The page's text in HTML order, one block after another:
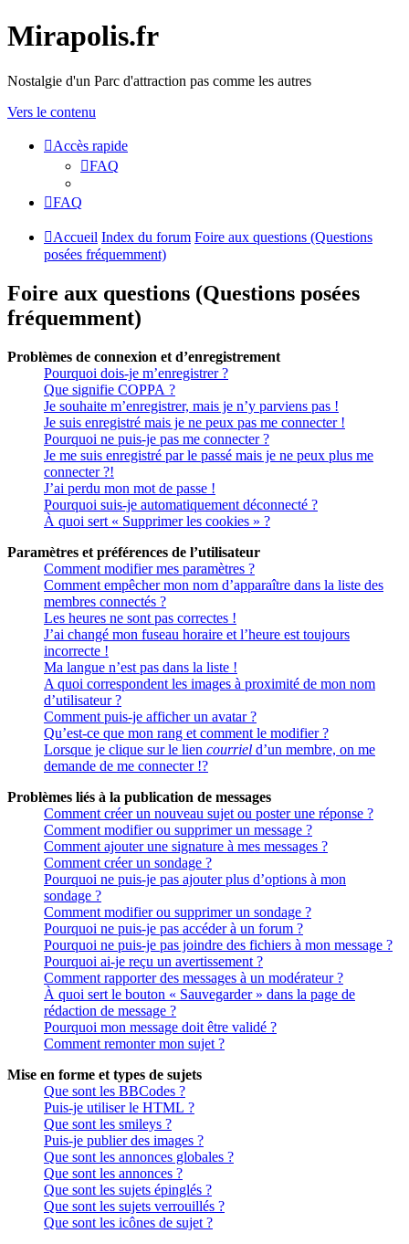
Mirapolis.fr
Nostalgie d'un Parc d'attraction pas comme les autres
Vers le contenu
Accès rapide
FAQ
FAQ
Accueil Index du forum Foire aux questions (Questions
posées fréquemment)
Foire aux questions (Questions posées
fréquemment)
Problèmes de connexion et d’enregistrement
Pourquoi dois-je m’enregistrer ?
Que signifie COPPA ?
Je souhaite m’enregistrer, mais je n’y parviens pas !
Je suis enregistré mais je ne peux pas me connecter !
Pourquoi ne puis-je pas me connecter ?
Je me suis enregistré par le passé mais je ne peux plus me
connecter ?!
J’ai perdu mon mot de passe !
Pourquoi suis-je automatiquement déconnecté ?
À quoi sert « Supprimer les cookies » ?
Paramètres et préférences de l’utilisateur
Comment modifier mes paramètres ?
Comment empêcher mon nom d’apparaître dans la liste des
membres connectés ?
Les heures ne sont pas correctes !
J’ai changé mon fuseau horaire et l’heure est toujours
incorrecte !
Ma langue n’est pas dans la liste !
A quoi correspondent les images à proximité de mon nom
d’utilisateur ?
Comment puis-je afficher un avatar ?
Qu’est-ce que mon rang et comment le modifier ?
Lorsque je clique sur le lien courriel d’un membre, on me
demande de me connecter !?
Problèmes liés à la publication de messages
Comment créer un nouveau sujet ou poster une réponse ?
Comment modifier ou supprimer un message ?
Comment ajouter une signature à mes messages ?
Comment créer un sondage ?
Pourquoi ne puis-je pas ajouter plus d’options à mon
sondage ?
Comment modifier ou supprimer un sondage ?
Pourquoi ne puis-je pas accéder à un forum ?
Pourquoi ne puis-je pas joindre des fichiers à mon message ?
Pourquoi ai-je reçu un avertissement ?
Comment rapporter des messages à un modérateur ?
À quoi sert le bouton « Sauvegarder » dans la page de
rédaction de message ?
Pourquoi mon message doit être validé ?
Comment remonter mon sujet ?
Mise en forme et types de sujets
Que sont les BBCodes ?
Puis-je utiliser le HTML ?
Que sont les smileys ?
Puis-je publier des images ?
Que sont les annonces globales ?
Que sont les annonces ?
Que sont les sujets épinglés ?
Que sont les sujets verrouillés ?
Que sont les icônes de sujet ?